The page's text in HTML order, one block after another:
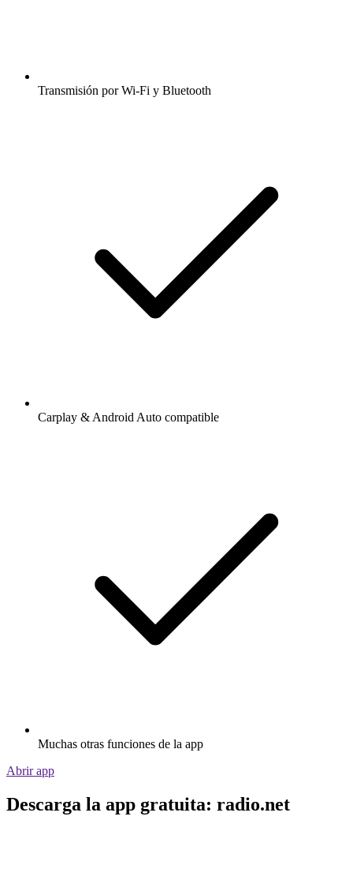
Transmisión por Wi-Fi y Bluetooth
Carplay & Android Auto compatible
Muchas otras funciones de la app
Abrir app
Descarga la app gratuita: radio.net